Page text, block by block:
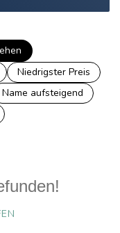
Niedrigster Preis
Name aufsteigend